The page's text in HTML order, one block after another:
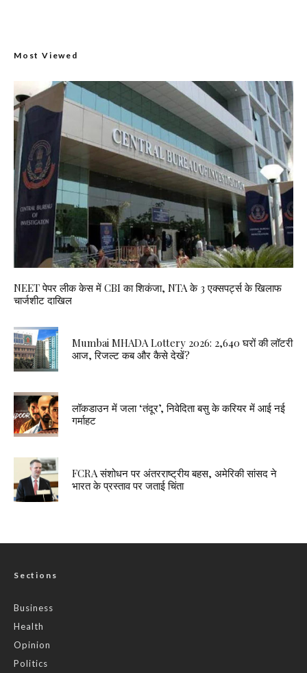
Most Viewed
NEET पेपर लीक केस में CBI का शिकंजा, NTA के 3 एक्सपर्ट्स के खिलाफ
चार्जशीट दाखिल
Mumbai MHADA Lottery 2026: 2,640 घरों की लॉटरी
आज, रिजल्ट कब और कैसे देखें?
लॉकडाउन में जला ‘तंदूर’, निवेदिता बसु के करियर में आई नई
गर्माहट
FCRA संशोधन पर अंतरराष्ट्रीय बहस, अमेरिकी सांसद ने
भारत के प्रस्ताव पर जताई चिंता
Sections
Business
Health
Opinion
Politics